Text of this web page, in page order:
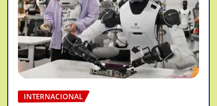
INTERNACIONAL